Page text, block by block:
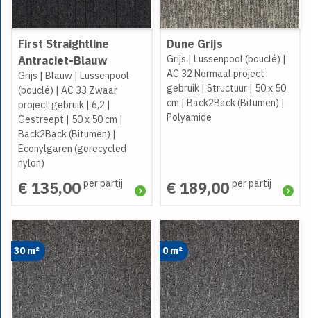
First Straightline
Antraciet-Blauw
Grijs | Blauw | Lussenpool
(bouclé) | AC 33 Zwaar
project gebruik | 6,2 |
Gestreept | 50 x 50 cm |
Back2Back (Bitumen) |
Econylgaren (gerecycled
nylon)
€ 135,00 per partij
Dune Grijs
Grijs | Lussenpool (bouclé) |
AC 32 Normaal project
gebruik| Structuur| 50 x 50
cm | Back2Back (Bitumen) |
Polyamide
€ 189,00 per partij
30 m² 0 m²